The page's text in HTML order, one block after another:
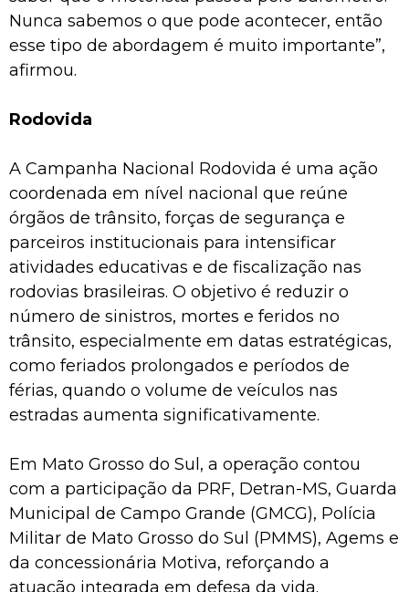
Nunca sabemos o que pode acontecer, então
esse tipo de abordagem é muito importante”,
afirmou.
Rodovida
A Campanha Nacional Rodovida é uma ação
coordenada em nível nacional que reúne
órgãos de trânsito, forças de segurança e
parceiros institucionais para intensificar
atividades educativas e de fiscalização nas
rodovias brasileiras. O objetivo é reduzir o
número de sinistros, mortes e feridos no
trânsito, especialmente em datas estratégicas,
como feriados prolongados e períodos de
férias, quando o volume de veículos nas
estradas aumenta significativamente.
Em Mato Grosso do Sul, a operação contou
com a participação da PRF, Detran-MS, Guarda
Municipal de Campo Grande (GMCG), Polícia
Militar de Mato Grosso do Sul (PMMS), Agems e
da concessionária Motiva, reforçando a
atuação integrada em defesa da vida.